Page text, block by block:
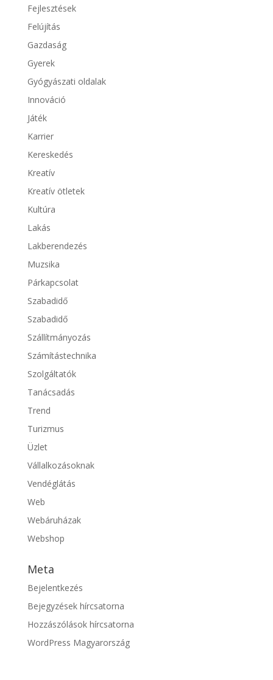
Fejlesztések
Felújítás
Gazdaság
Gyerek
Gyógyászati oldalak
Innováció
Játék
Karrier
Kereskedés
Kreatív
Kreatív ötletek
Kultúra
Lakás
Lakberendezés
Muzsika
Párkapcsolat
Szabadidő
Szabadidő
Szállítmányozás
Számítástechnika
Szolgáltatók
Tanácsadás
Trend
Turizmus
Üzlet
Vállalkozásoknak
Vendéglátás
Web
Webáruházak
Webshop
Meta
Bejelentkezés
Bejegyzések hírcsatorna
Hozzászólások hírcsatorna
WordPress Magyarország